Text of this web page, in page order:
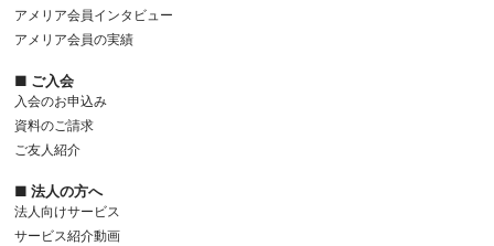
アメリア会員インタビュー
アメリア会員の実績
■ ご入会
入会のお申込み
資料のご請求
ご友人紹介
■ 法人の方へ
法人向けサービス
サービス紹介動画